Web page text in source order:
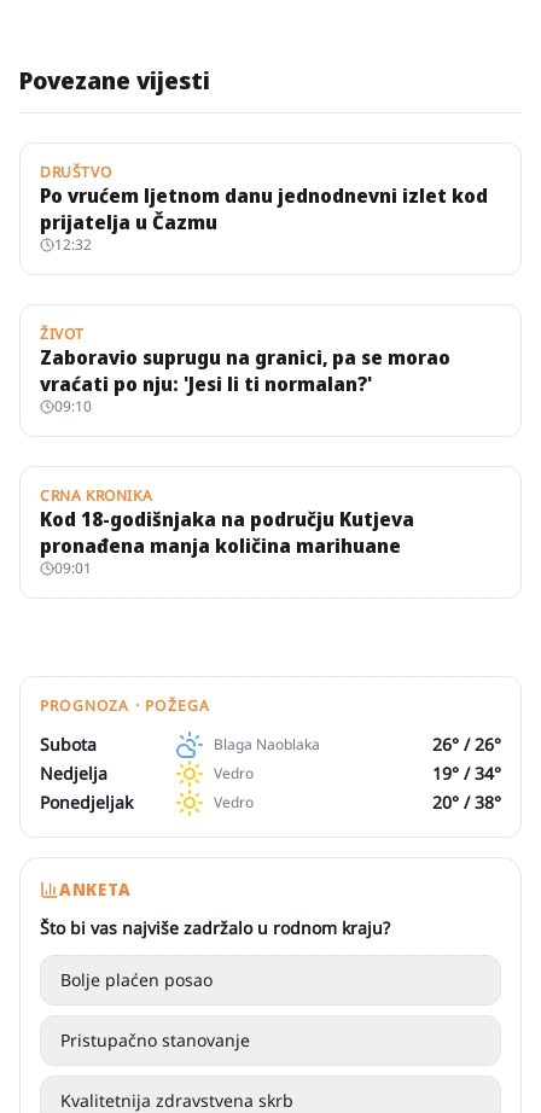
Povezane vijesti
DRUŠTVO
Po vrućem ljetnom danu jednodnevni izlet kod
prijatelja u Čazmu
12:32
ŽIVOT
Zaboravio suprugu na granici, pa se morao
vraćati po nju: 'Jesi li ti normalan?'
09:10
CRNA KRONIKA
Kod 18-godišnjaka na području Kutjeva
pronađena manja količina marihuane
09:01
PROGNOZA · POŽEGA
Subota Blaga Naoblaka 26° /26°
Nedjelja
Vedro 19° /34°
Ponedjeljak
Vedro 20° /38°
ANKETA
Što bi vas najviše zadržalo u rodnom kraju?
Bolje plaćen posao
Pristupačno stanovanje
Kvalitetnija zdravstvena skrb